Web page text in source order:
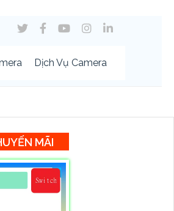
Dịch Vụ Camera
MÃI